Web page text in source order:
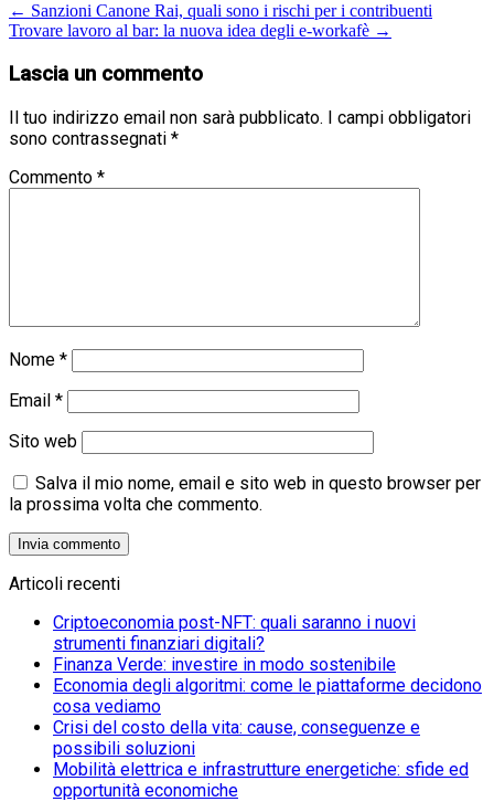
← Sanzioni Canone Rai, quali sono i rischi per i contribuenti
Trovare lavoro al bar: la nuova idea degli e-workafè →
Lascia un commento
Il tuo indirizzo email non sarà pubblicato. I campi obbligatori
sono contrassegnati *
Commento *
Nome *
Email *
Sito web
Salva il mio nome, email e sito web in questo browser per
la prossima volta che commento.
Articoli recenti
Criptoeconomia post-NFT: quali saranno i nuovi
strumenti finanziari digitali?
Finanza Verde: investire in modo sostenibile
Economia degli algoritmi: come le piattaforme decidono
cosa vediamo
Crisi del costo della vita: cause, conseguenze e
possibili soluzioni
Mobilità elettrica e infrastrutture energetiche: sfide ed
opportunità economiche